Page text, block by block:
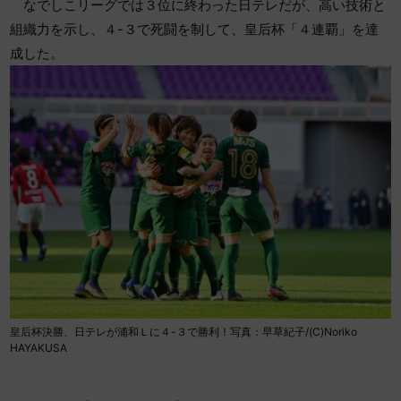
なでしこリーグでは３位に終わった日テレだが、高い技術と
組織力を示し、４-３で死闘を制して、皇后杯「４連覇」を達
成した。
皇后杯決勝、日テレが浦和Ｌに４-３で勝利！写真：早草紀子/(C)Noriko
HAYAKUSA